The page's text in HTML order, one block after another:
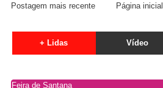
Postagem mais recente Página inicial
+ Lidas Vídeo
Feira de Santana